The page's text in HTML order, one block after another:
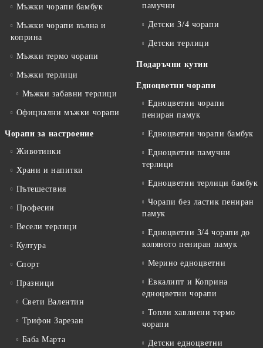
Мъжки чорапи бамбук
Мъжки чорапи вълна и
коприна
Мъжки термо чорапи
Мъжки терлици
Мъжки забавни терлици
Официални мъжки чорапи
Чорапи за настроение
Животинки
Храни и напитки
Пътешествия
Професии
Весели терлици
Култура
Спорт
Празници
Свети Валентин
Трифон Зарезан
Баба Марта
памучни
Детски 3/4 чорапи
Детски терлици
Подаръчни кутии
Едноцветни чорапи
Едноцветни чорапи
пениран памук
Едноцветни чорапи бамбук
Едноцветни памучни
терлици
Едноцветни терлици бамбук
Чорапи без ластик пениран
памук
Едноцветни 3/4 чорапи до
коляното пениран памук
Мерино едноцветни
Евкалипт и Коприна
едноцветни чорапи
Топли хавлиени термо
чорапи
Детски едноцветни